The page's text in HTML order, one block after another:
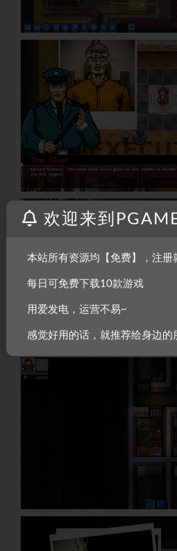
欢迎来到
本站所有资源均【免费】，注册
每日可免费下载10款游戏
用爱发电，运营不易~
感觉好用的话，就推荐给身边的